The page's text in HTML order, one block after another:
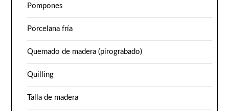
Pompones
Porcelana fría
Quemado de madera (pirograbado)
Quilling
Talla de madera